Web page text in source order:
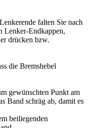
falten Sie nach
Lenker-Endkappen,
drücken bzw.
die Bremshebel
gewünschten Punkt am
Band schräg ab, damit es
beiliegenden